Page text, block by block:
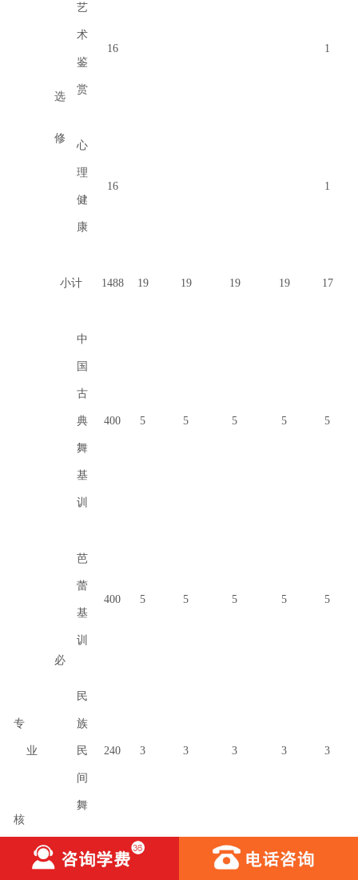
选
修
艺
术
鉴
赏
16 1
心
理
健
康
16 1
小计 1488 19 19 19 19 17
专
业
核
必
中
国
古
典
舞
基
训
400 5 5 5 5 5
芭
蕾
基
训
400 5 5 5 5 5
民
族
民
间
舞
240 3 3 3 3 3
舞